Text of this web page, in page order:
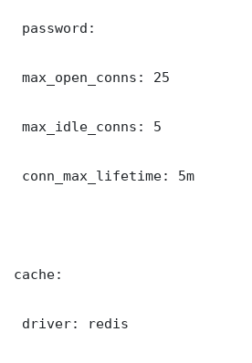
password:
max_open_conns: 25
max_idle_conns: 5
conn_max_lifetime: 5m
cache:
driver: redis